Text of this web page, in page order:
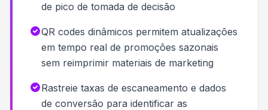
de pico de tomada de decisão
QR codes dinâmicos permitem atualizações
em tempo real de promoções sazonais
sem reimprimir materiais de marketing
Rastreie taxas de escaneamento e dados
de conversão para identificar as